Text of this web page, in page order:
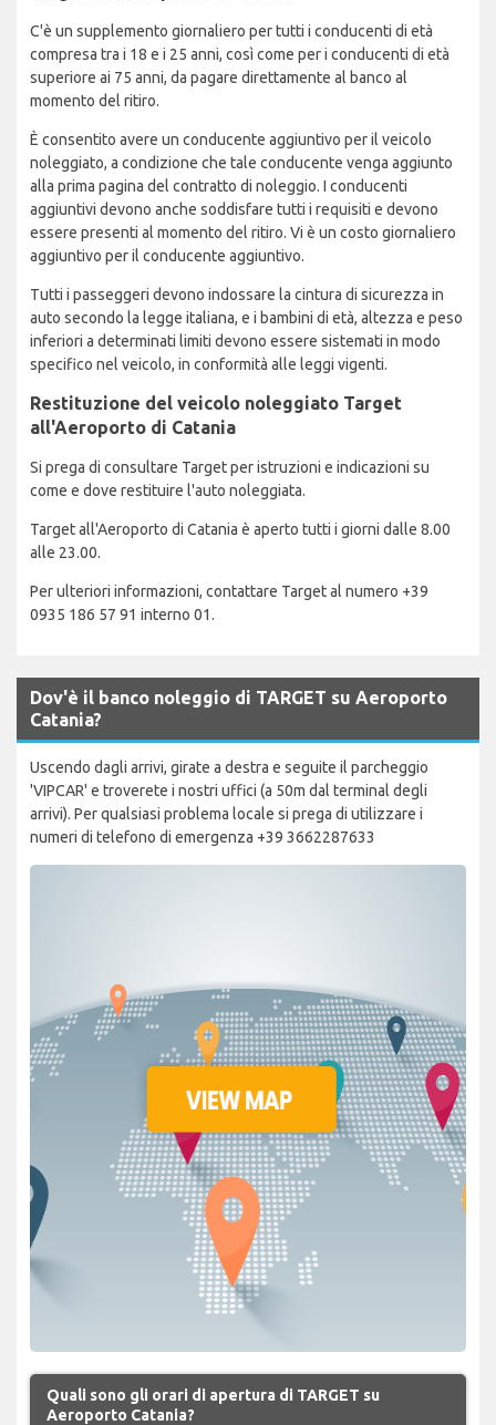
C'è un supplemento giornaliero per tutti i conducenti di età
compresa tra i 18 e i 25 anni, così come per i conducenti di età
superiore ai 75 anni, da pagare direttamente al banco al
momento del ritiro.
È consentito avere un conducente aggiuntivo per il veicolo
noleggiato, a condizione che tale conducente venga aggiunto
alla prima pagina del contratto di noleggio. I conducenti
aggiuntivi devono anche soddisfare tutti i requisiti e devono
essere presenti al momento del ritiro. Vi è un costo giornaliero
aggiuntivo per il conducente aggiuntivo.
Tutti i passeggeri devono indossare la cintura di sicurezza in
auto secondo la legge italiana, e i bambini di età, altezza e peso
inferiori a determinati limiti devono essere sistemati in modo
specifico nel veicolo, in conformità alle leggi vigenti.
Restituzione del veicolo noleggiato Target
all'Aeroporto di Catania
Si prega di consultare Target per istruzioni e indicazioni su
come e dove restituire l'auto noleggiata.
Target all'Aeroporto di Catania è aperto tutti i giorni dalle 8.00
alle 23.00.
Per ulteriori informazioni, contattare Target al numero +39
0935 186 57 91 interno 01.
Dov'è il banco noleggio di TARGET su Aeroporto
Catania?
Uscendo dagli arrivi, girate a destra e seguite il parcheggio
'VIPCAR' e troverete i nostri uffici (a 50m dal terminal degli
arrivi). Per qualsiasi problema locale si prega di utilizzare i
numeri di telefono di emergenza +39 3662287633
Quali sono gli orari di apertura di TARGET su
Aeroporto Catania?